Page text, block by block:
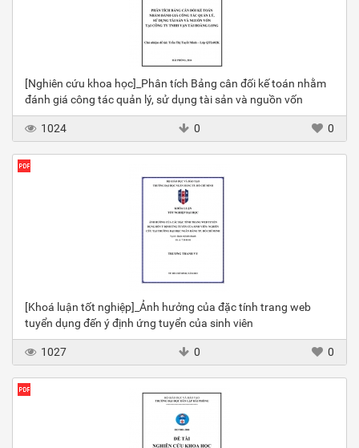
[Nghiên cứu khoa học]_Phân tích Bảng cân đối kế toán nhằm
đánh giá công tác quản lý, sử dụng tài sản và nguồn vốn
1024 0 0
[Khoá luận tốt nghiệp]_Ảnh hưởng của đặc tính trang web
tuyển dụng đến ý định ứng tuyển của sinh viên
1027 0 0